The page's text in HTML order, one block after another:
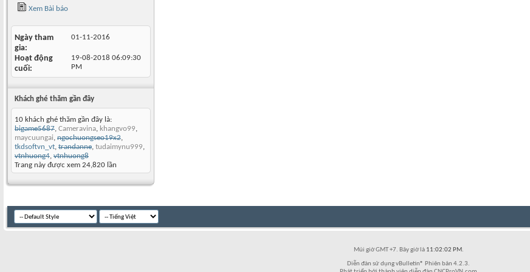
Xem Bài báo
Ngày tham
gia
01-11-2016
Hoạt động
cuối
19-08-2018 06:09:30
PM
Khách ghé thăm gần đây
10 khách ghé thăm gần đây là:
bigame5687, Cameravina, khangvo99,
maycuungai, ngochuongseo19x2,
tkdsoftvn_vt, trandanne, tudaimynu999,
vtnhuong4, vtnhuong8
Trang này được xem 24,820 lần
Múi giờ GMT +7. Bây giờ là 11:02:02 PM.
Diễn đàn sử dụng vBulletin® Phiên bản 4.2.3.